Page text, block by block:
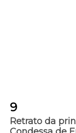
9
Retrato da